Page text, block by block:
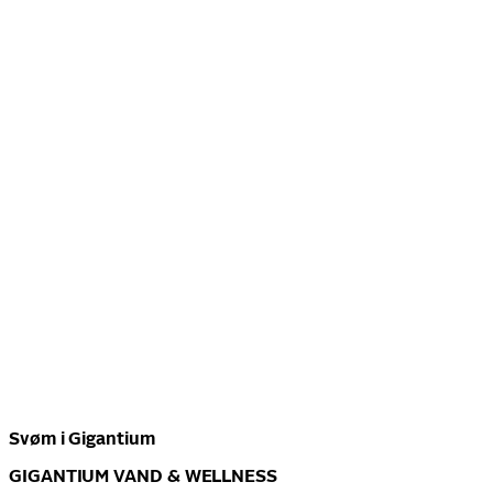
Svøm i Gigantium
GIGANTIUM VAND & WELLNESS